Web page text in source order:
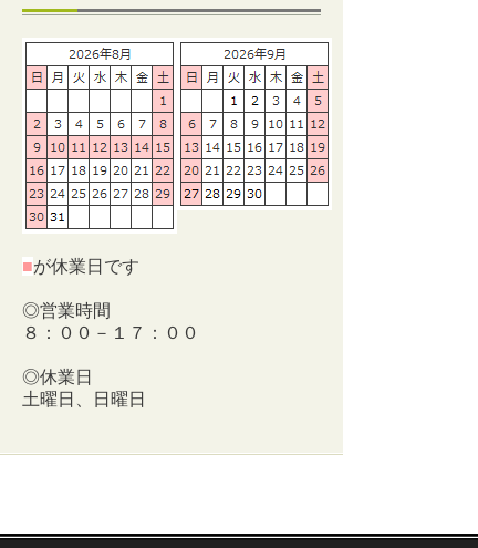
■が休業日です
◎営業時間
８：００－１７：００
◎休業日
土曜日、日曜日